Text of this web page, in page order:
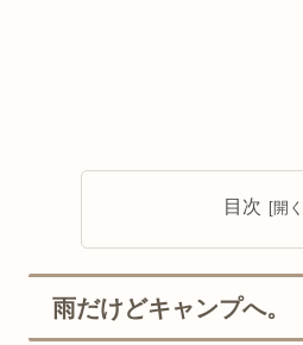
目次
雨だけどキャンプへ。